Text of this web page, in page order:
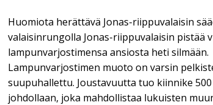
Huomiota herättävä Jonas-riippuvalaisin
valaisinrungolla Jonas-riippuvalaisin pistää
lampunvarjostimensa ansiosta heti silmään.
Lampunvarjostimen muoto on varsin
suupuhallettu. Joustavuutta tuo kiinnike
johdollaan, joka mahdollistaa lukuisten